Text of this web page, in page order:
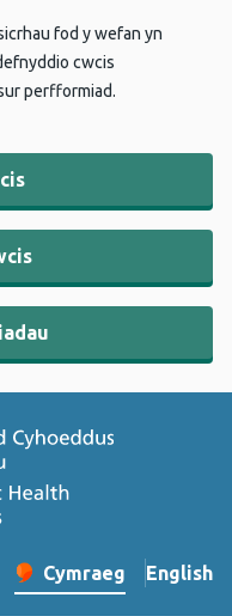
fod y wefan yn
cwcis
perfformiad.
Newid iaith y wefan
Cymraeg English
–